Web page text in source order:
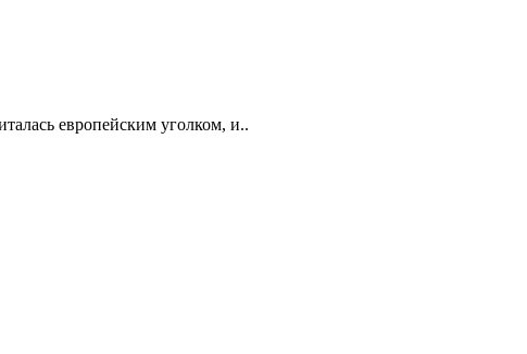
европейским уголком, и..